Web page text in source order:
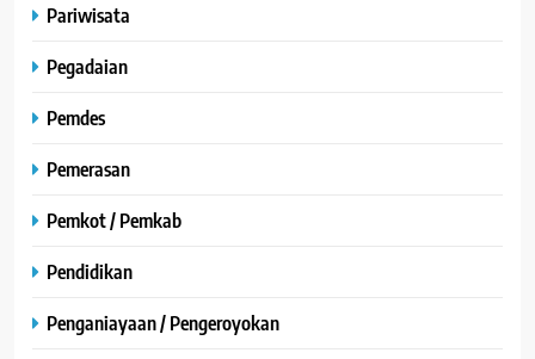
Pariwisata
Pegadaian
Pemdes
Pemerasan
Pemkot / Pemkab
Pendidikan
Penganiayaan / Pengeroyokan